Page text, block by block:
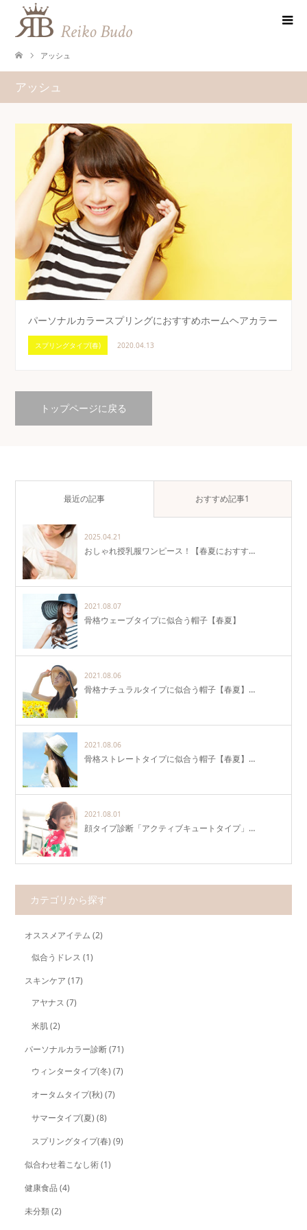
アッシュ
アッシュ
パーソナルカラースプリングにおすすめホームヘアカラー
スプリングタイプ(春) 2020.04.13
トップページに戻る
最近の記事 おすすめ記事1
2025.04.21
おしゃれ授乳服ワンピース！【春夏におすす…
2021.08.07
骨格ウェーブタイプに似合う帽子【春夏】
2021.08.06
骨格ナチュラルタイプに似合う帽子【春夏】…
2021.08.06
骨格ストレートタイプに似合う帽子【春夏】…
2021.08.01
顔タイプ診断「アクティブキュートタイプ」…
カテゴリから探す
オススメアイテム (2)
似合うドレス (1)
スキンケア (17)
アヤナス (7)
米肌(2)
パーソナルカラー診断(71)
ウィンタータイプ(冬) (7)
オータムタイプ(秋) (7)
サマータイプ(夏) (8)
スプリングタイプ(春) (9)
似合わせ着こなし術(1)
健康食品 (4)
未分類(2)